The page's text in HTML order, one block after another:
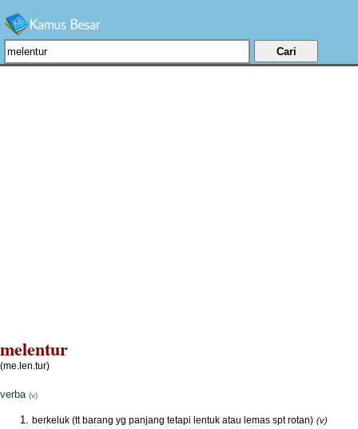
melentur
(me.len.tur)
verba (v)
berkeluk (tt barang yg panjang tetapi lentuk atau lemas spt rotan) (v)